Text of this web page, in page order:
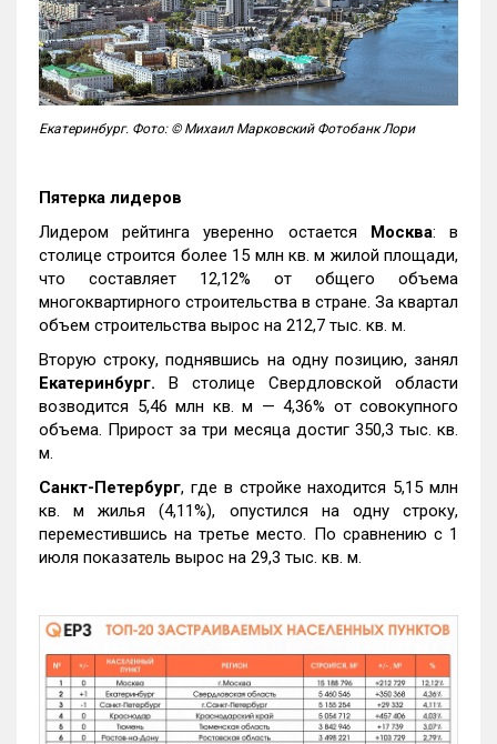
Екатеринбург. Фото: © Михаил Марковский Фотобанк Лори
Пятерка лидеров
Лидером рейтинга уверенно остается Москва: в
столице строится более 15 млн кв. м жилой площади,
что составляет 12,12% от общего объема
многоквартирного строительства в стране. За квартал
объем строительства вырос на 212,7 тыс. кв. м.
Вторую строку, поднявшись на одну позицию, занял
Екатеринбург. В столице Свердловской области
возводится 5,46 млн кв. м — 4,36% от совокупного
объема. Прирост за три месяца достиг 350,3 тыс. кв.
м.
Санкт-Петербург, где в стройке находится 5,15 млн
кв. м жилья (4,11%), опустился на одну строку,
переместившись на третье место. По сравнению с 1
июля показатель вырос на 29,3 тыс. кв. м.